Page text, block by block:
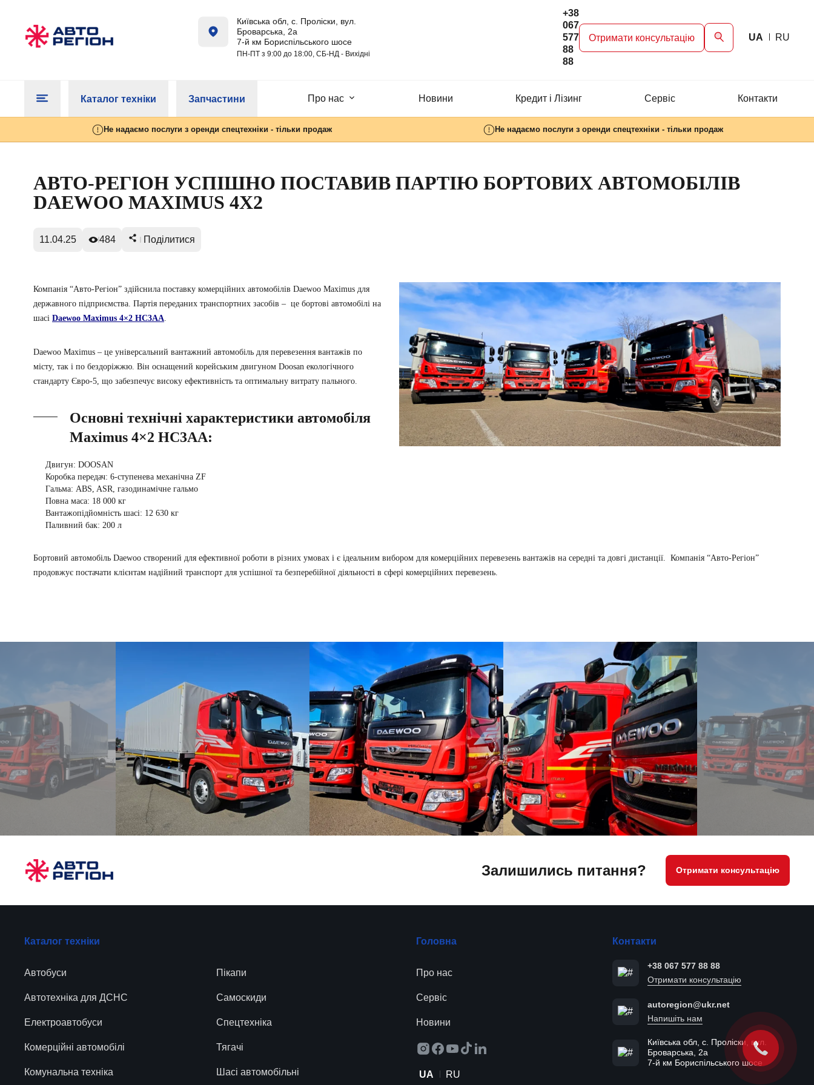
Київська обл, с. Проліски, вул.
Броварська, 2а
7-й км Бориспільського шосе
ПН-ПТ з 9:00 до 18:00, СБ-НД - Вихідні
+38
067
577
88
88
Отримати консультацію UA RU
Каталог техніки Запчастини Про нас Новини Кредит і Лізинг Сервіc Контакти
Не надаємо послуги з оренди спецтехніки - тільки продаж Не надаємо послуги з оренди спецтехніки - тільки продаж
АВТО-РЕГІОН УСПІШНО ПОСТАВИВ ПАРТІЮ БОРТОВИХ АВТОМОБІЛІВ
DAEWOO MAXIMUS 4Х2
11.04.25 484 Поділитися
Компанія “Авто-Регіон” здійснила поставку комерційних автомобілів Daewoo Maximus для
державного підприємства. Партія переданих транспортних засобів – це бортові автомобілі на
шасі Daewoo Maximus 4×2 HC3AA.
Daewoo Maximus – це універсальний вантажний автомобіль для перевезення вантажів по
місту, так і по бездоріжжю. Він оснащений корейським двигуном Doosan екологічного
стандарту Євро-5, що забезпечує високу ефективність та оптимальну витрату пального.
Основні технічні характеристики автомобіля
Maximus 4×2 HC3AA:
Двигун: DOOSAN
Коробка передач: 6-ступенева механічна ZF
Гальма: ABS, ASR, газодинамічне гальмо
Повна маса: 18 000 кг
Вантажопідйомність шасі: 12 630 кг
Паливний бак: 200 л
Бортовий автомобіль Daewoo створений для ефективної роботи в різних умовах і є ідеальним вибором для комерційних перевезень вантажів на середні та довгі дистанції. Компанія “Авто-Регіон”
продовжує постачати клієнтам надійний транспорт для успішної та безперебійної діяльності в сфері комерційних перевезень.
Залишились питання? Отримати консультацію
Каталог техніки
Автобуси
Автотехніка для ДСНС
Електроавтобуси
Комерційні автомобілі
Комунальна техніка
Пікапи
Самоскиди
Спецтехніка
Тягачі
Шасі автомобільні
Головна
Про нас
Сервіc
Новини
UA RU
Контакти
+38 067 577 88 88
Отримати консультацію
autoregion@ukr.net
Напишіть нам
Київська обл, с. Проліски, вул.
Броварська, 2а
7-й км Бориспільського шосе